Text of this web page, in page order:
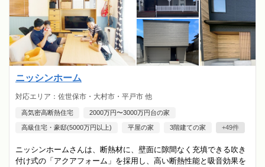
ニッシンホーム
対応エリア：佐世保市・大村市・平戸市 他
高気密高断熱住宅 2000万円〜3000万円台の家
高級住宅・豪邸(5000万円以上) 平屋の家 3階建ての家 +49件
ニッシンホームさんは、断熱材に、壁面に隙間なく充填できる吹き
付け式の「アクアフォーム」を採用し、高い断熱性能と吸音効果を